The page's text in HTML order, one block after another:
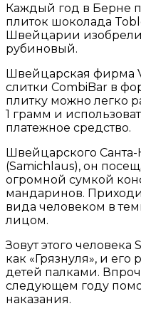
Каждый год в Берне
плиток шоколада
Швейцарии
рубиновый.
Швейцарская фирма
слитки CombiBar в
плитку можно легко
1 грамм и
платежное средство.
Швейцарского Санта-
(Samichlaus), он
огромной сумкой
мандаринов.
вида человеком в
лицом.
Зовут этого человека
как «Грязнуля», и
детей палками.
следующем году
наказания.